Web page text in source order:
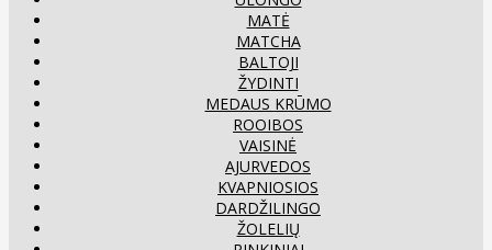
MATĖ
MATCHA
BALTOJI
ŽYDINTI
MEDAUS KRŪMO
ROOIBOS
VAISINĖ
AJURVEDOS
KVAPNIOSIOS
DARDŽILINGO
ŽOLELIŲ